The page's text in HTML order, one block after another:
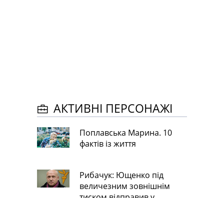
АКТИВНІ ПЕРСОНАЖІ
Поплавська Марина. 10
фактів із життя
Рибачук: Ющенко під
величезним зовнішнім